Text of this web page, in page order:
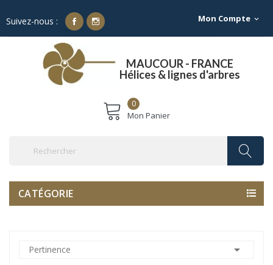
Suivez-nous : Mon Compte expand_more
Franco de port à partir de 500€ TTC
MAUCOUR - FRANCE
Hélices & lignes d'arbres
0
Mon Panier
CATÉGORIE
Pertinence 